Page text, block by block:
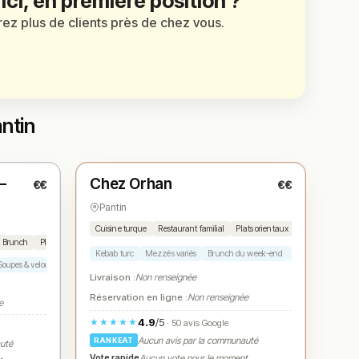
plus de clients près de chez vous.
€€
Brunch Plats créatifs
& veloutés
★ N° 3
Chez Orhan €€
Pantin
Cuisine turque Restaurant familial Plats orientaux
Kebab turc Mezzés variés Brunch du week-end
Livraison :Non renseignée
Réservation en ligne :Non renseignée
★★★★★4.9/5 · 50 avis Google
RANKEAT
Aucun avis par la communauté